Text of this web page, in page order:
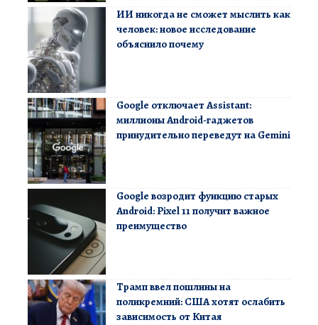
ИИ никогда не сможет мыслить как
человек: новое исследование
объяснило почему
Google отключает Assistant:
миллионы Android-гаджетов
принудительно переведут на Gemini
Google возродит функцию старых
Android: Pixel 11 получит важное
преимущество
Трамп ввел пошлины на
поликремний: США хотят ослабить
зависимость от Китая